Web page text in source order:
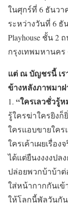
ในศุกร์ที่ 6 ธันวา
ระหว่างวันที่ 6 ธั
Playhouse ชั้น 2
กรุงเทพมหานคร
แต่ ณ บัญชรนี้ เ
ข้างหลังภาพมา
1. “ใครเลวชั่วรู้
รู้ใครฆ่าใครยิงก็
ใครแอบขายใคร
ใครเค้าเผยเรื่อง
ได้แต่ยืนงงงงปล
ปล่อยพวกบ้าบ้า
ใส่หน้ากากกันเข้
ให้โลกนี้พัลวันกั